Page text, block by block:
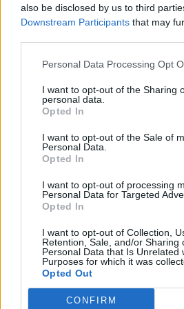
also be disclosed by us to third
Downstream Participants that may
Personal Data Processing Opt
I want to opt-out of the Sharing
personal data.
Opted In
I want to opt-out of the Sale of
Personal Data.
Opted In
I want to opt-out of processing
Personal Data for Targeted
Opted In
I want to opt-out of Collection,
Retention, Sale, and/or Sharing
Personal Data that Is Unrelated
Purposes for which it was
Opted Out
CONFIRM
ΣΧΕΤΙΚΑ ΑΡΘΡΑ